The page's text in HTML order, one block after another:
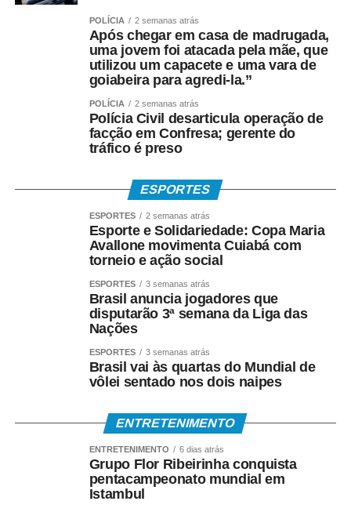
• Com Cartão Social e senha em lotéricas, caixas
eletrônicos e correspondentes CAIXA Aqui;
• Nas agências, com documento oficial com foto;
• Sem cartão, por meio de biometria cadastrada.
Para servidores públicos
• Crédito em conta bancária;
• Saque presencial nas agências, para quem não é
correntista e não possui chave Pix.
Como consultar
valor, data e habilitação pelos seguintes canais:
• Aplicativo Carteira de Trabalho Digital;
• Portal Gov.br;
POLÍCIA 2 semanas atrás
Após chegar em casa de madrugada,
uma jovem foi atacada pela mãe, que
utilizou um capacete e uma vara de
goiabeira para agredi-la.”
POLÍCIA 2 semanas atrás
Polícia Civil desarticula operação de
facção em Confresa; gerente do
tráfico é preso
ESPORTES
ESPORTES 2 semanas atrás
Esporte e Solidariedade: Copa Maria
Avallone movimenta Cuiabá com
torneio e ação social
ESPORTES 3 semanas atrás
Brasil anuncia jogadores que
disputarão 3ª semana da Liga das
Nações
ESPORTES 3 semanas atrás
Brasil vai às quartas do Mundial de
vôlei sentado nos dois naipes
ENTRETENIMENTO
ENTRETENIMENTO 6 dias atrás
Grupo Flor Ribeirinha conquista
pentacampeonato mundial em
Istambul